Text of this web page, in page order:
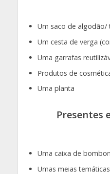
Um saco de algodão/
Um cesta de verga
Uma garrafas
Produtos de
Uma planta
Presentes
Uma caixa de
Umas meias temáticas